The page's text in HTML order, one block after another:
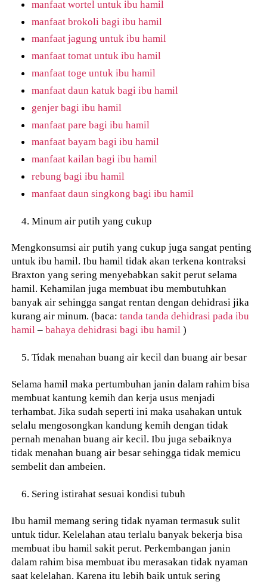
manfaat wortel untuk ibu hamil
manfaat brokoli bagi ibu hamil
manfaat jagung untuk ibu hamil
manfaat tomat untuk ibu hamil
manfaat toge untuk ibu hamil
manfaat daun katuk bagi ibu hamil
genjer bagi ibu hamil
manfaat pare bagi ibu hamil
manfaat bayam bagi ibu hamil
manfaat kailan bagi ibu hamil
rebung bagi ibu hamil
manfaat daun singkong bagi ibu hamil
Minum air putih yang cukup
Mengkonsumsi air putih yang cukup juga sangat penting
untuk ibu hamil. Ibu hamil tidak akan terkena kontraksi
Braxton yang sering menyebabkan sakit perut selama
hamil. Kehamilan juga membuat ibu membutuhkan
banyak air sehingga sangat rentan dengan dehidrasi jika
kurang air minum. (baca:tanda tanda dehidrasi pada ibu
hamil –bahaya dehidrasi bagi ibu hamil )
Tidak menahan buang air kecil dan buang air besar
Selama hamil maka pertumbuhan janin dalam rahim bisa
membuat kantung kemih dan kerja usus menjadi
terhambat. Jika sudah seperti ini maka usahakan untuk
selalu mengosongkan kandung kemih dengan tidak
pernah menahan buang air kecil. Ibu juga sebaiknya
tidak menahan buang air besar sehingga tidak memicu
sembelit dan ambeien.
Sering istirahat sesuai kondisi tubuh
Ibu hamil memang sering tidak nyaman termasuk sulit
untuk tidur. Kelelahan atau terlalu banyak bekerja bisa
membuat ibu hamil sakit perut. Perkembangan janin
dalam rahim bisa membuat ibu merasakan tidak nyaman
saat kelelahan. Karena itu lebih baik untuk sering